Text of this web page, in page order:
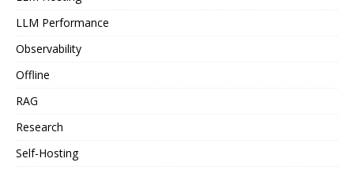
LLM Performance
Observability
Offline
RAG
Research
Self-Hosting